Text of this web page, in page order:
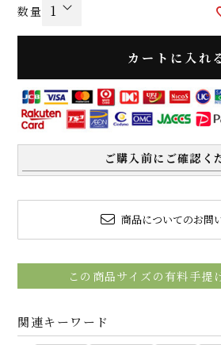
カートに入れ
ご購入前にご確認く
商品についてのお問
この商品サイズの有料手提
関連キーワード